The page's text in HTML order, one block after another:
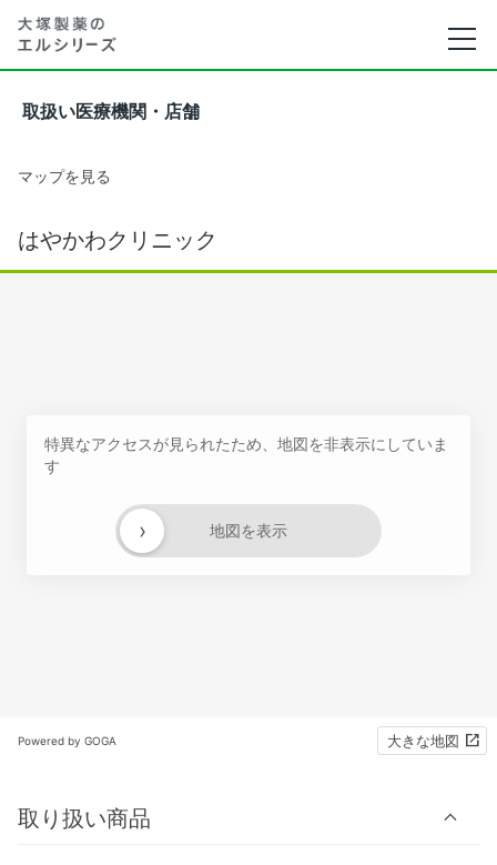
取扱い医療機関・店舗
マップを見る
はやかわクリニック
特異なアクセスが見られたため、地図を非表示にしていま
す
地図を表示
›
Powered by GOGA 大きな地図
取り扱い商品